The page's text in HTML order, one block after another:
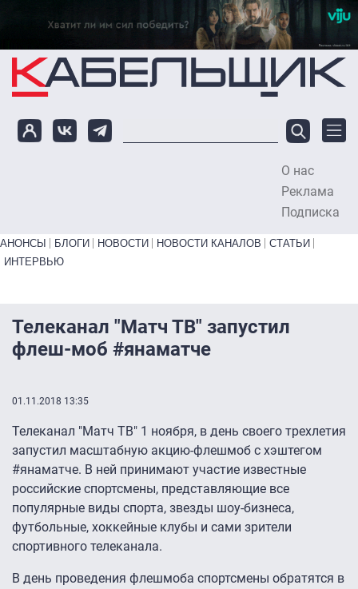
Перейти к основному содержанию
О нас
Реклама
Подписка
Primary links bottom
АНОНСЫ БЛОГИ НОВОСТИ НОВОСТИ КАНАЛОВ
СТАТЬИ
ИНТЕРВЬЮ
Телеканал "Матч ТВ" запустил
флеш-моб #янаматче
01.11.2018 13:35
Телеканал "Матч ТВ" 1 ноября, в день своего трехлетия
запустил масштабную акцию-флешмоб с хэштегом
#янаматче. В ней принимают участие известные
российские спортсмены, представляющие все
популярные виды спорта, звезды шоу-бизнеса,
футбольные, хоккейные клубы и сами зрители
спортивного телеканала.
В день проведения флешмоба спортсмены обратятся в